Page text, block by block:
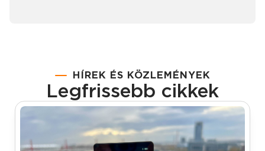
HÍREK ÉS KÖZLEMÉNYEK
Legfrissebb cikkek